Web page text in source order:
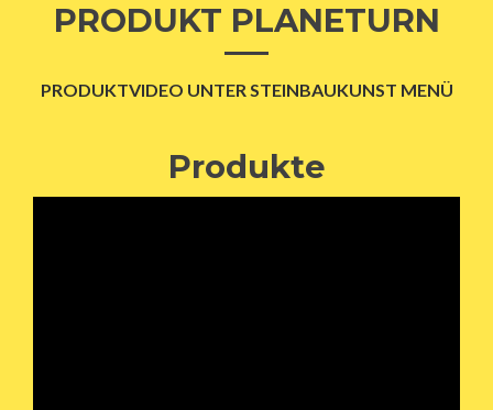
PRODUKT PLANETURN
PRODUKTVIDEO UNTER STEINBAUKUNST MENÜ
Produkte